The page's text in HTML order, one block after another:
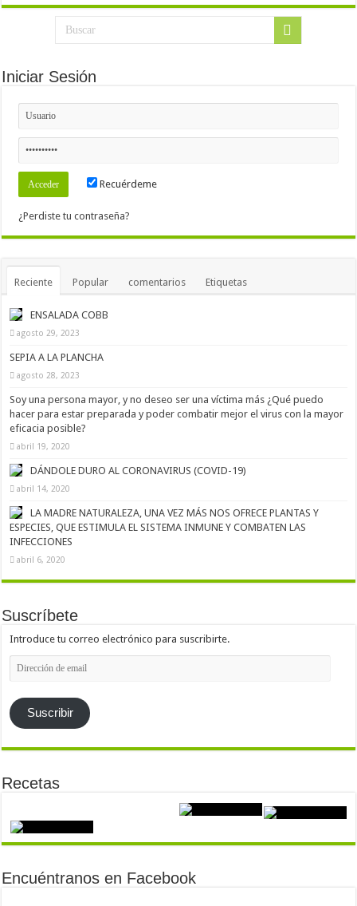
Iniciar Sesión
Recuérdeme
¿Perdiste tu contraseña?
Reciente Popular comentarios Etiquetas
ENSALADA COBB
agosto 29, 2023
SEPIA A LA PLANCHA
agosto 28, 2023
Soy una persona mayor, y no deseo ser una víctima más ¿Qué puedo
hacer para estar preparada y poder combatir mejor el virus con la mayor
eficacia posible?
abril 19, 2020
DÁNDOLE DURO AL CORONAVIRUS (COVID-19)
abril 14, 2020
LA MADRE NATURALEZA, UNA VEZ MÁS NOS OFRECE PLANTAS Y
ESPECIES, QUE ESTIMULA EL SISTEMA INMUNE Y COMBATEN LAS
INFECCIONES
abril 6, 2020
Suscríbete
Introduce tu correo electrónico para suscribirte.
Dirección
de
email
Suscribir
Recetas
Encuéntranos en Facebook